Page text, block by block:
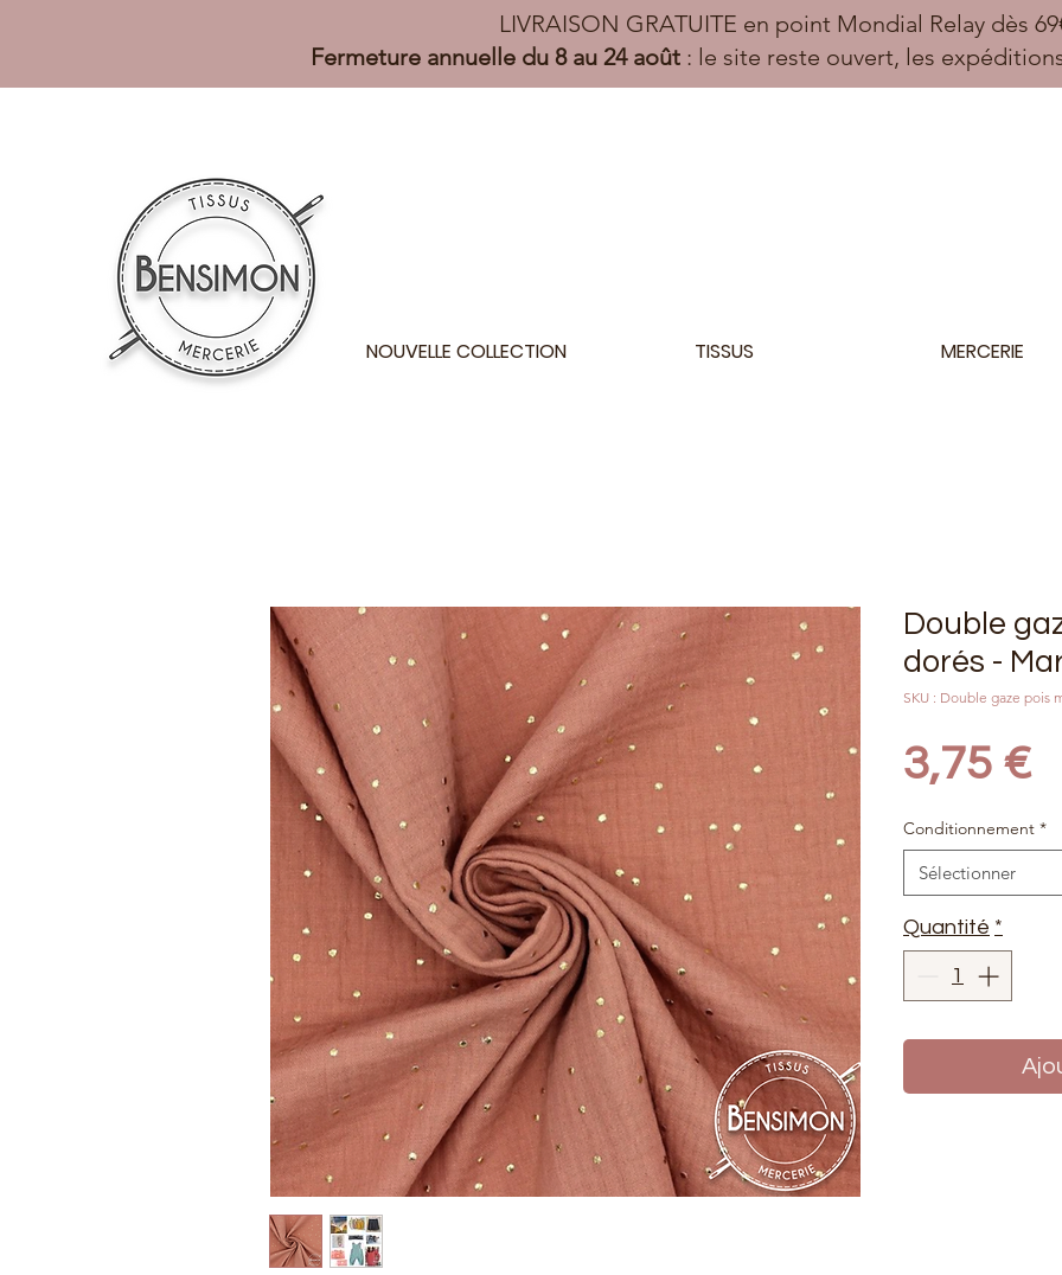
LIVRAISON GRATUITE en point Mondial Relay dès
Fermeture annuelle du 8 au 24 août: le site reste ouvert, les
NOUVELLE COLLECTION TISSUS MERCERIE
Double
dorés -
SKU : Double gaze pois
3,75 €
Conditionnement *
Sélectionner
Quantité *